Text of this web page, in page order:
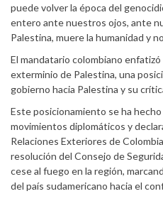
puede volver la época del
entero ante nuestros ojos, ante
Palestina, muere la humanidad y
El mandatario colombiano
exterminio de Palestina, una
gobierno hacia Palestina y su
Este posicionamiento se ha
movimientos diplomáticos y
Relaciones Exteriores de
resolución del Consejo de
cese al fuego en la región,
del país sudamericano hacia el